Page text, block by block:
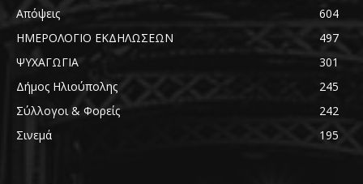
Απόψεις
604
ΗΜΕΡΟΛΟΓΙΟ ΕΚΔΗΛΩΣΕΩΝ
497
ΨΥΧΑΓΩΓΙΑ
301
Δήμος Ηλιούπολης
245
Σύλλογοι & Φορείς
242
Σινεμά
195